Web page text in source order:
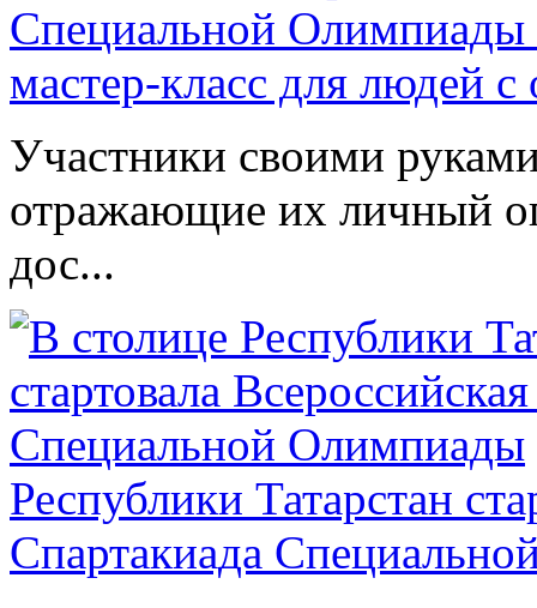
Специальной Олимпиады
мастер-класс для людей
Участники своими
отражающие их личный
дос...
Республики Татарстан
Спартакиада